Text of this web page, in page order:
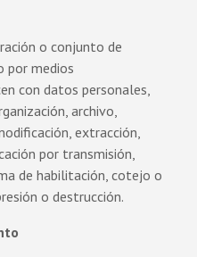
o conjunto de
por medios
con datos personales,
archivo,
extracción,
por transmisión,
de habilitación, cotejo o
o destrucción.